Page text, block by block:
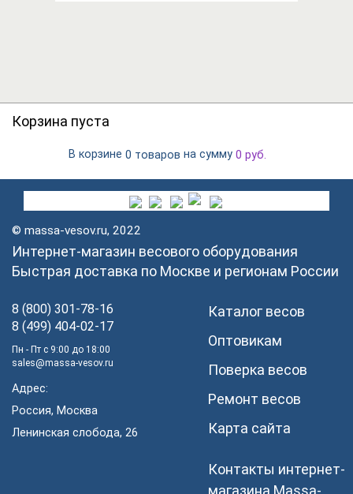
Корзина пуста
В корзине 0 товаров на сумму 0 руб.
© massa-vesov.ru, 2022
Интернет-магазин весового оборудования
Быстрая доставка по Москве и регионам России
8 (800) 301-78-16
8 (499) 404-02-17
Пн - Пт с 9:00 до 18:00
sales@massa-vesov.ru
Адрес:
Россия, Москва
Ленинская слобода, 26
Каталог весов
Оптовикам
Поверка весов
Ремонт весов
Карта сайта
Контакты интернет-
магазина Мassa-